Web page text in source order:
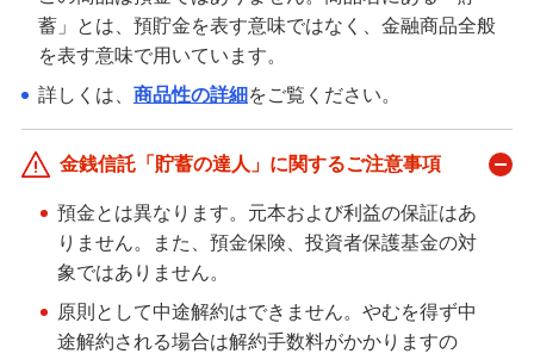
iDeCo申込
ライフデザイン・ナビゲーション
みずほ銀行オンライン相談
来店予約（ご相談）
資産形成・資産運用セミナー
備える
相続・保険
蓄」とは、預貯金を表す意味ではなく、金融商品全般
を表す意味で用いています。
詳しくは、 商品性の詳細 をご覧ください。
金銭信託「貯蓄の達人」に関するご注意事項
預金とは異なります。元本および利益の保証はあ
りません。また、預金保険、投資者保護基金の対
象ではありません。
原則として中途解約はできません。やむを得ず中
途解約される場合は解約手数料がかかりますの